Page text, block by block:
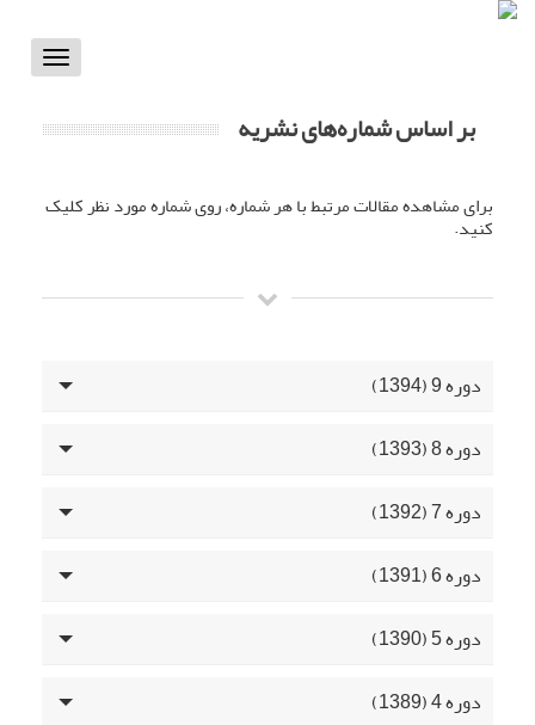
Toggle
بر اساس شماره‌های نشریه
برای مشاهده مقالات مرتبط با هر شماره، روی شماره مورد نظر کلیک
کنید.
دوره 9 (1394)
دوره 8 (1393)
دوره 7 (1392)
دوره 6 (1391)
دوره 5 (1390)
دوره 4 (1389)